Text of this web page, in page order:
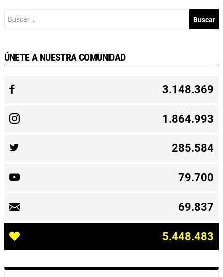
ÚNETE A NUESTRA COMUNIDAD
3.148.369
1.864.993
285.584
79.700
69.837
5.448.483